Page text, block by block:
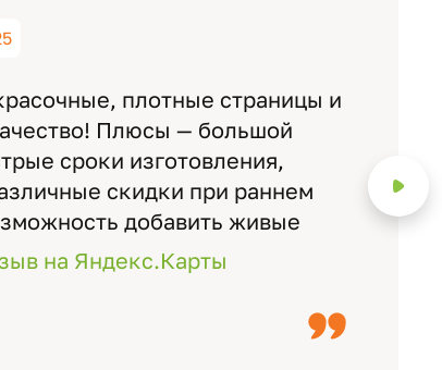
плотные страницы и
Плюсы — большой
сроки изготовления,
скидки при раннем
добавить живые
через телефон
воспитателями).
на Яндекс.Карты